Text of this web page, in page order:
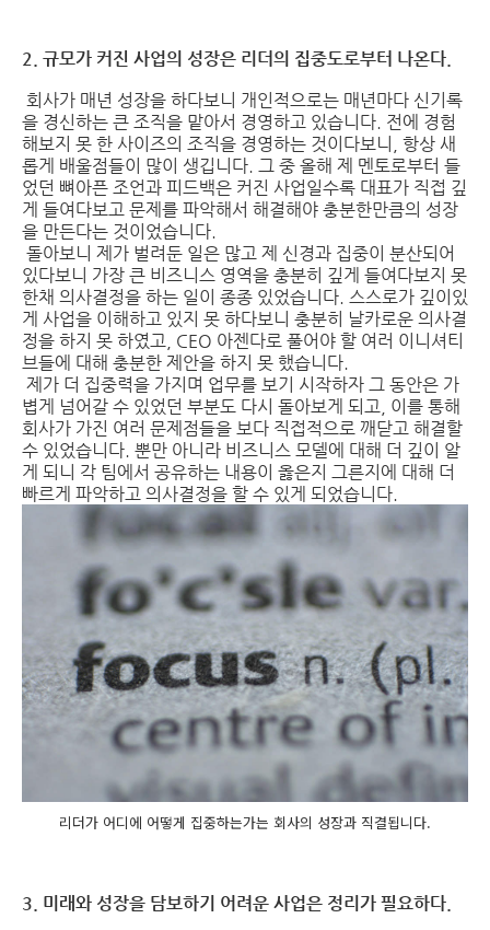
2. 규모가 커진 사업의 성장은 리더의 집중도로부터 나온다.
회사가 매년 성장을 하다보니 개인적으로는 매년마다 신기록
을 경신하는 큰 조직을 맡아서 경영하고 있습니다. 전에 경험
해보지 못 한 사이즈의 조직을 경영하는 것이다보니, 항상 새
롭게 배울점들이 많이 생깁니다. 그 중 올해 제 멘토로부터 들
었던 뼈아픈 조언과 피드백은 커진 사업일수록 대표가 직접 깊
게 들여다보고 문제를 파악해서 해결해야 충분한만큼의 성장
을 만든다는 것이었습니다.
돌아보니 제가 벌려둔 일은 많고 제 신경과 집중이 분산되어
있다보니 가장 큰 비즈니스 영역을 충분히 깊게 들여다보지 못
한채 의사결정을 하는 일이 종종 있었습니다. 스스로가 깊이있
게 사업을 이해하고 있지 못 하다보니 충분히 날카로운 의사결
정을 하지 못 하였고, CEO 아젠다로 풀어야 할 여러 이니셔티
브들에 대해 충분한 제안을 하지 못 했습니다.
제가 더 집중력을 가지며 업무를 보기 시작하자 그 동안은 가
볍게 넘어갈 수 있었던 부분도 다시 돌아보게 되고, 이를 통해
회사가 가진 여러 문제점들을 보다 직접적으로 깨닫고 해결할
수 있었습니다. 뿐만 아니라 비즈니스 모델에 대해 더 깊이 알
게 되니 각 팀에서 공유하는 내용이 옳은지 그른지에 대해 더
빠르게 파악하고 의사결정을 할 수 있게 되었습니다.
리더가 어디에 어떻게 집중하는가는 회사의 성장과 직결됩니다.
3. 미래와 성장을 담보하기 어려운 사업은 정리가 필요하다.